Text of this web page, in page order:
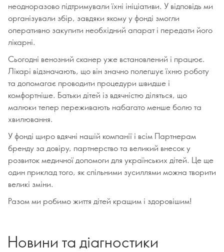
неодноразово підтримували їхні ініціативи. У відповідь ми
організували збір, завдяки якому у фонді змогли
оперативно закупити необхідний апарат і передати його
лікарні.
Сьогодні венозний сканер уже встановлений і працює.
Лікарі відзначають, що він значно полегшує їхню роботу
та допомагає проводити процедури швидше і
комфортніше. Батьки дітей із вдячністю діляться, що
малюки тепер переживають набагато менше болю та
хвилювання.
У фонді щиро вдячні нашій компанії і всім Партнерам
бренду за довіру, партнерство та великий внесок у
розвиток медичної допомоги для українських дітей. Це ще
один приклад того, як спільними зусиллями можна творити
великі зміни.
Разом ми робимо життя дітей кращим і здоровішим!
Новини та діагностики